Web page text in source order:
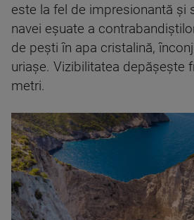
este la fel de impresionantă și
navei eșuate a
de pești în apa cristalină,
uriașe. Vizibilitatea depășește
metri.